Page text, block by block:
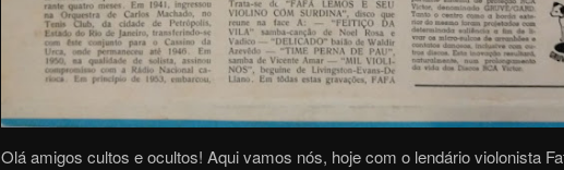
Olá amigos cultos e ocultos! Aqui vamos nós, hoje com o lendário violonista